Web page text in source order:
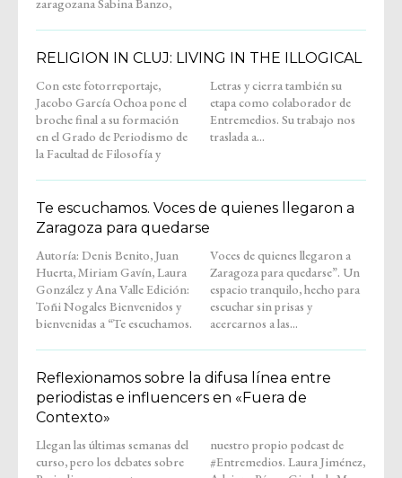
zaragozana Sabina Banzo,
RELIGION IN CLUJ: LIVING IN THE ILLOGICAL
Con este fotorreportaje,
Jacobo García Ochoa pone el
broche final a su formación
en el Grado de Periodismo de
la Facultad de Filosofía y
Letras y cierra también su
etapa como colaborador de
Entremedios. Su trabajo nos
traslada a...
Te escuchamos. Voces de quienes llegaron a
Zaragoza para quedarse
Autoría: Denis Benito, Juan
Huerta, Miriam Gavín, Laura
González y Ana Valle Edición:
Toñi Nogales Bienvenidos y
bienvenidas a “Te escuchamos.
Voces de quienes llegaron a
Zaragoza para quedarse”. Un
espacio tranquilo, hecho para
escuchar sin prisas y
acercarnos a las...
Reflexionamos sobre la difusa línea entre
periodistas e influencers en «Fuera de
Contexto»
Llegan las últimas semanas del
curso, pero los debates sobre
nuestro propio podcast de
#Entremedios. Laura Jiménez,